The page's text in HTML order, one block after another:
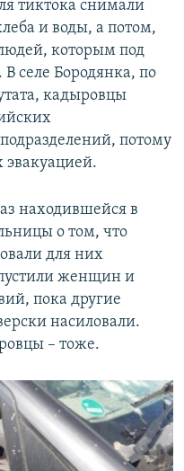
тиктока снимали
и воды, а потом,
которым под
селе Бородянка, по
кадыровцы
потому
эвакуацией.
находившейся в
о том, что
для них
женщин и
пока другие
насиловали.
– тоже.